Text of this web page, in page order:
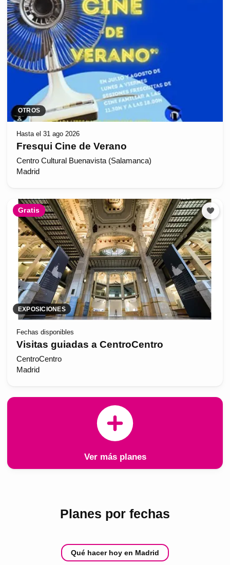
OTROS
Hasta el 31 ago 2026
Fresqui Cine de Verano
Centro Cultural Buenavista (Salamanca)
Madrid
Gratis
EXPOSICIONES
Fechas disponibles
Visitas guiadas a CentroCentro
CentroCentro
Madrid
Ver más planes
Planes por fechas
Qué hacer hoy en Madrid